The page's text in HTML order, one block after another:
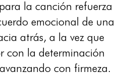
la canción refuerza
emocional de una
atrás, a la vez que
con la determinación
con firmeza.